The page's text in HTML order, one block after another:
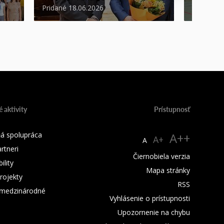
Pridané 18.06.2026
aktivity
spolupráca
Prístupnosť
A A+ A++
Čiernobiela verzia
Mapa stránky
RSS
Vyhlásenie o prístupnosti
Upozornenie na chybu